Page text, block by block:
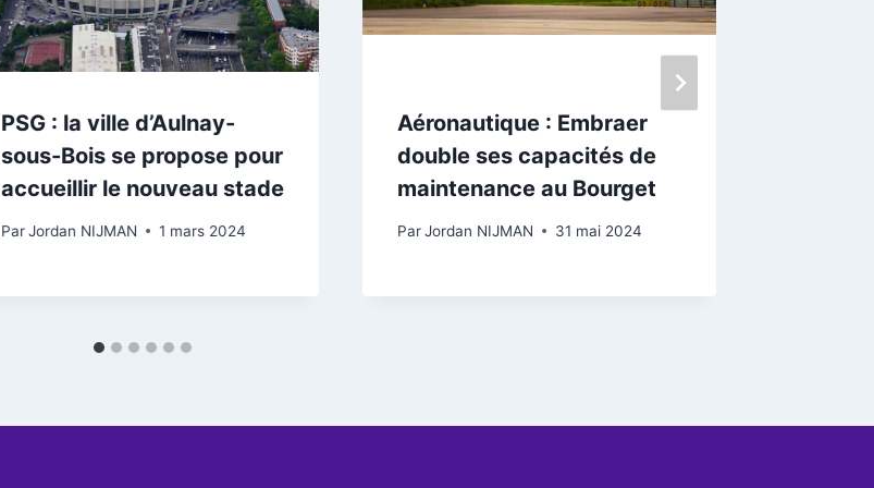
PSG : la ville d’Aulnay-
sous-Bois se propose pour
accueillir le nouveau stade
Par Jordan NIJMAN 1 mars 2024
Aéronautique : Embraer
double ses capacités de
maintenance au Bourget
Par Jordan NIJMAN 31 mai 2024